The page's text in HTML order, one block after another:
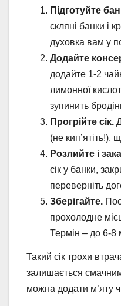
Підготуйте
скляні банки і
духовка вам у
Додайте
додайте 1-2
лимонної
зупинить
Прогрійте сік.
(не кип’ятіть!),
Розлийте і
сік у банки,
переверніть
Зберігайте.
прохолодне
Термін – до 6-8
Такий сік трохи
залишається
можна додати м’яту